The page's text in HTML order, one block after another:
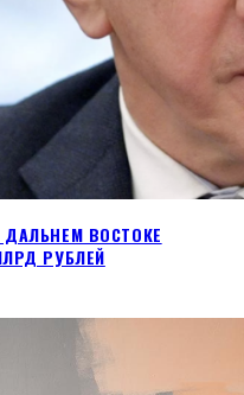
ВОСТОКЕ
РУБЛЕЙ